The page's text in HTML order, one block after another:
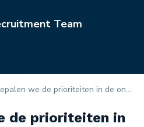
Team
we de prioriteiten in de ontwikkeling van Recranet Booking
de prioriteiten in